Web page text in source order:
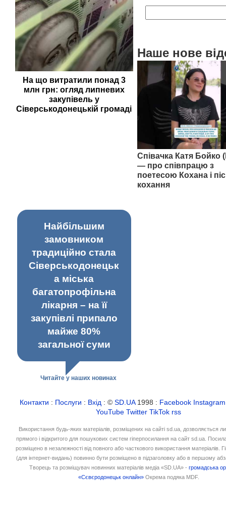
На що витратили понад 3
млн грн: огляд липневих
закупівель у
Сіверськодонецькій громаді
Наше нове
Співачка Катя Бойко
— про співпрацю з
поетесою Кохана і
кохання
Найбільшим
замовником
традиційно стала
Сіверськодонецьк
а міська
багатопрофільна
лікарня – на її
закупівлі припало
майже 80%
загальної суми
Читайте у наших новинах
Контакти : Послуги : Вхід : ©SD.UA1998 : Facebook Instagram
YouTube Twitter TikTok rss
Використання будь-яких матеріалів, розміщених на сайті sd.ua, дозволяється
прямого і відкритого для пошукових систем гіперпосилання на сайт sd.ua.
розміщено в незалежності від повного або часткового використання матеріалів.
(для інтернет-видань) повинно бути розміщено в підзаголовку або в першому
Творець та розміщувач новинних матеріалів медіа «SD.UA» -громадська
«Сєвєродонецьк онлайн» Окрема подяка MDF.